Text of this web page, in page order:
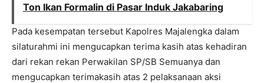
Ton Ikan Formalin di Pasar Induk Jakabaring
Pada kesempatan tersebut Kapolres Majalengka dalam
silaturahmi ini mengucapkan terima kasih atas kehadiran
dari rekan rekan Perwakilan SP/SB Semuanya dan
mengucapkan terimakasih atas 2 pelaksanaan aksi